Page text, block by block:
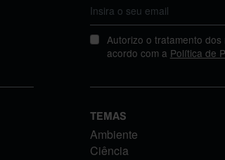
Autorizo o tratamento
acordo com a Política de
TEMAS
Ambiente
Ciência